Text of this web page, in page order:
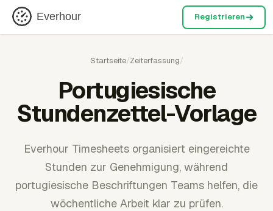
Everhour Registrieren
Startseite/Zeiterfassung/
Portugiesische
Stundenzettel-Vorlage
Everhour Timesheets organisiert eingereichte
Stunden zur Genehmigung, während
portugiesische Beschriftungen Teams helfen, die
wöchentliche Arbeit klar zu prüfen.